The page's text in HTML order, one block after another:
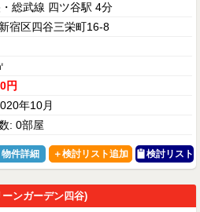
総武線 四ツ谷駅 4分
宿区四谷三栄町16-8
円
年10月
: 0部屋
物件詳細 検討リスト
ンガーデン四谷)